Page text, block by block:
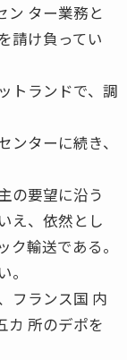
ン ター業務と
請け負ってい
トランドで、調
ターに続き、
の要望に沿う
え、依然とし
輸送である。
フランス国 内
カ 所のデポを